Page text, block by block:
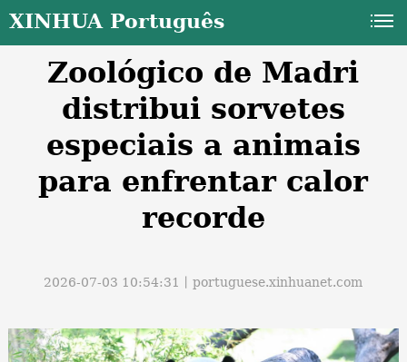
XINHUA Português
Zoológico de Madri
distribui sorvetes
especiais a animais
para enfrentar calor
recorde
2026-07-03 10:54:31丨portuguese.xinhuanet.com